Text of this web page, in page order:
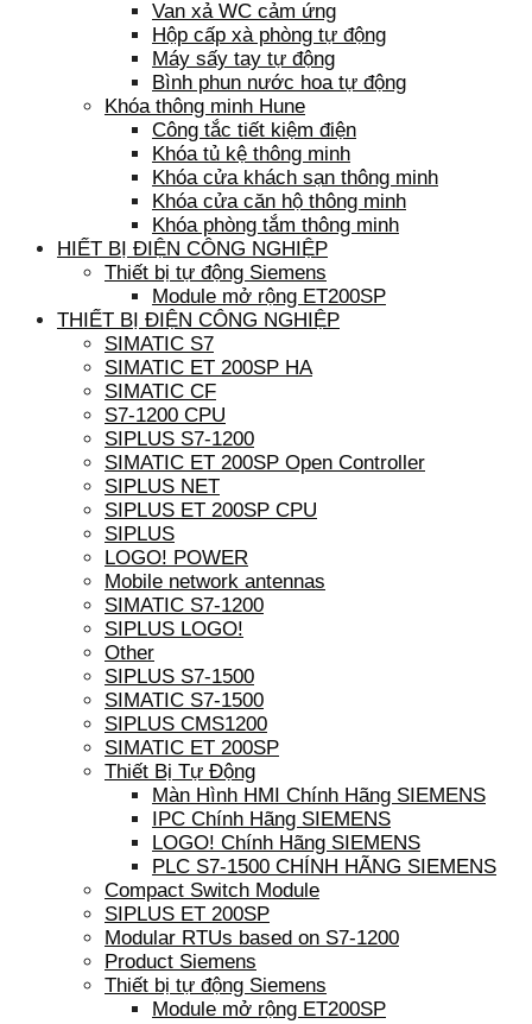
Van xả WC cảm ứng
Hộp cấp xà phòng tự động
Máy sấy tay tự động
Bình phun nước hoa tự động
Khóa thông minh Hune
Công tắc tiết kiệm điện
Khóa tủ kệ thông minh
Khóa cửa khách sạn thông minh
Khóa cửa căn hộ thông minh
Khóa phòng tắm thông minh
HIẾT BỊ ĐIỆN CÔNG NGHIỆP
Thiết bị tự động Siemens
Module mở rộng ET200SP
THIẾT BỊ ĐIỆN CÔNG NGHIỆP
SIMATIC S7
SIMATIC ET 200SP HA
SIMATIC CF
S7-1200 CPU
SIPLUS S7-1200
SIMATIC ET 200SP Open Controller
SIPLUS NET
SIPLUS ET 200SP CPU
SIPLUS
LOGO! POWER
Mobile network antennas
SIMATIC S7-1200
SIPLUS LOGO!
Other
SIPLUS S7-1500
SIMATIC S7-1500
SIPLUS CMS1200
SIMATIC ET 200SP
Thiết Bị Tự Động
Màn Hình HMI Chính Hãng SIEMENS
IPC Chính Hãng SIEMENS
LOGO! Chính Hãng SIEMENS
PLC S7-1500 CHÍNH HÃNG SIEMENS
Compact Switch Module
SIPLUS ET 200SP
Modular RTUs based on S7-1200
Product Siemens
Thiết bị tự động Siemens
Module mở rộng ET200SP